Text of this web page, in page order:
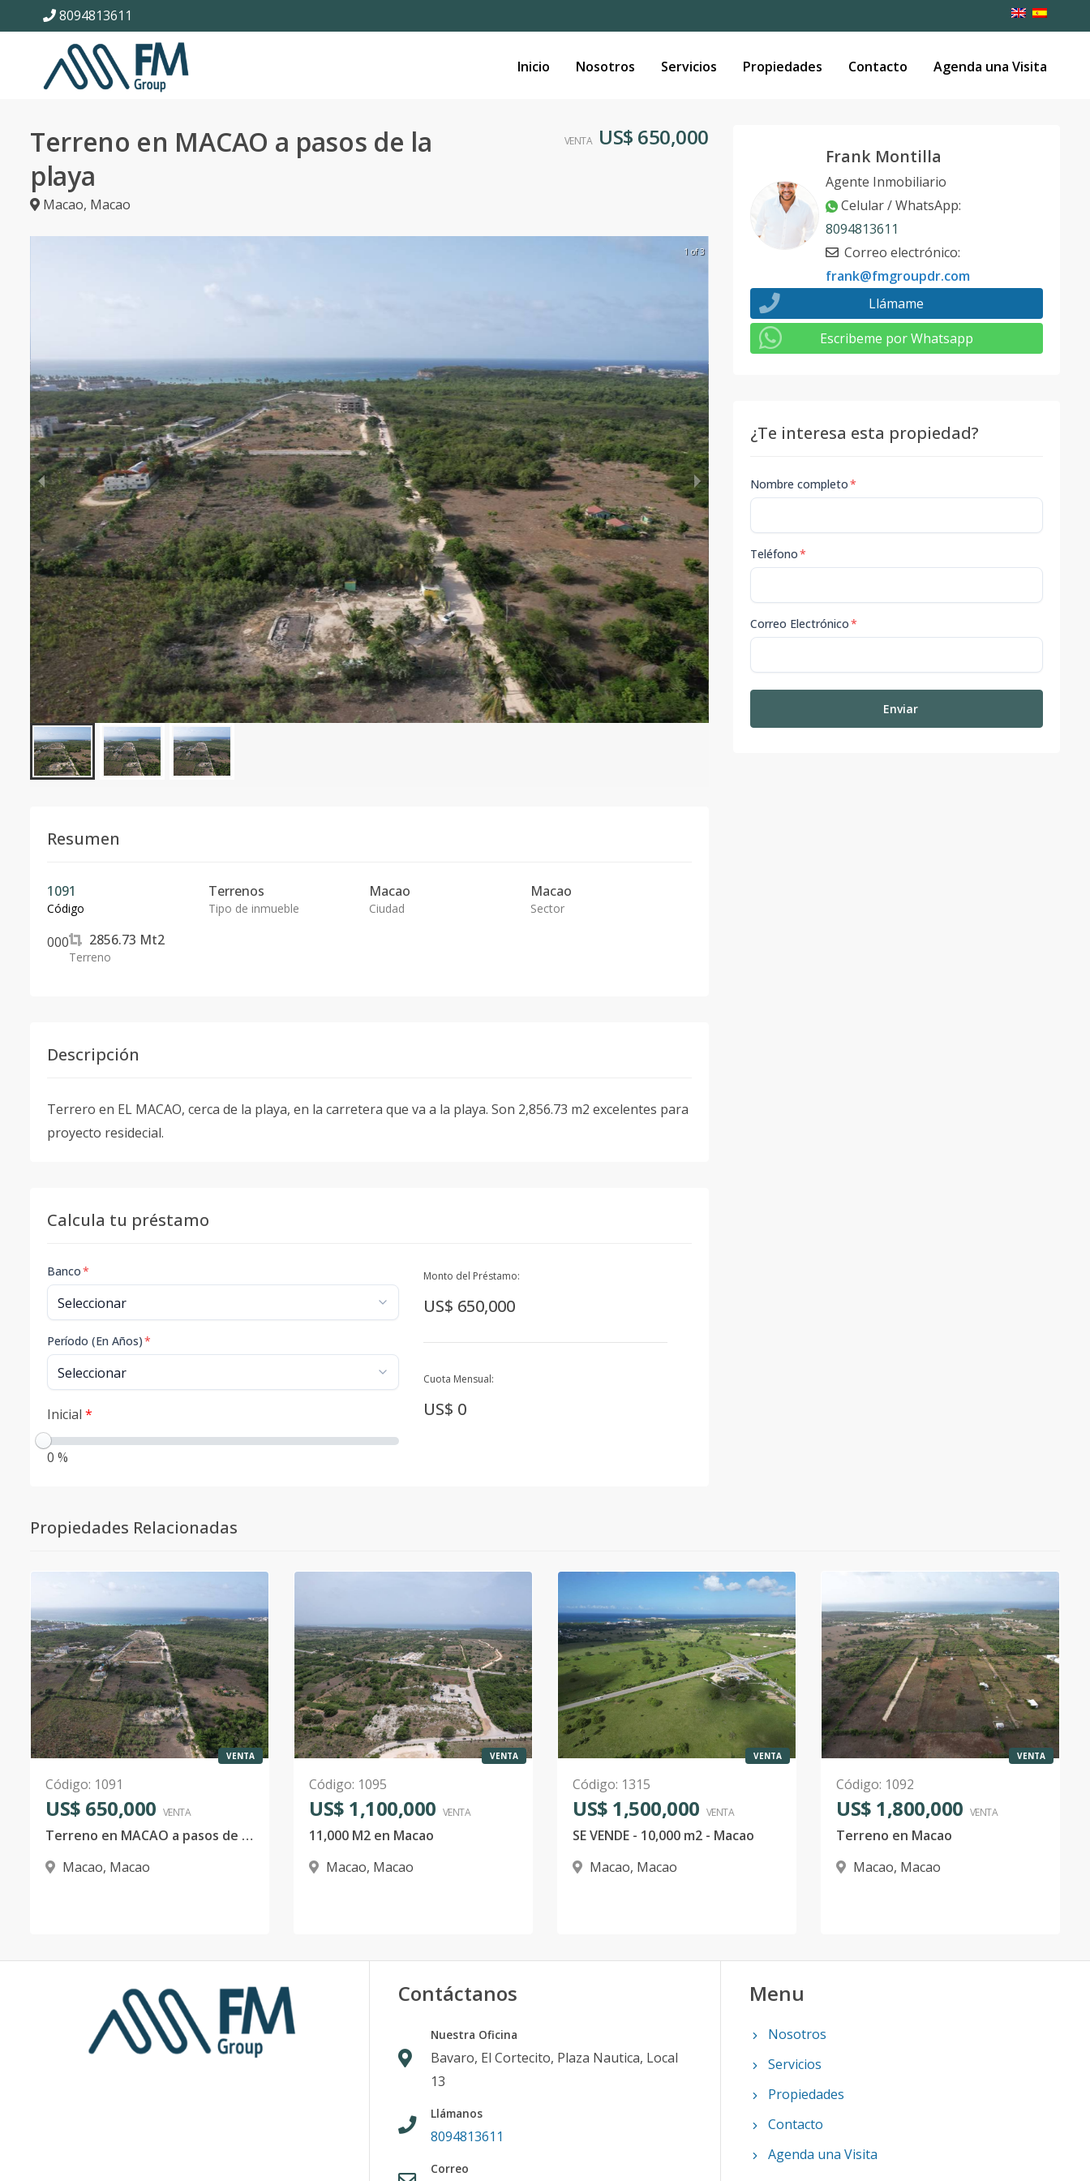
8094813611
Inicio Nosotros Servicios Propiedades Contacto Agenda una Visita
Terreno en MACAO a pasos de la
playa
Macao, Macao
VENTA US$ 650,000
1 of 3
Resumen
1091
Código
Terrenos
Tipo de inmueble
Macao
Ciudad
Macao
Sector
000 2856.73 Mt2
Terreno
Descripción
Terrero en EL MACAO, cerca de la playa, en la carretera que va a la playa. Son 2,856.73 m2 excelentes para
proyecto residecial.
Calcula tu préstamo
Banco*
Período (En Años)*
Inicial *
0 %
Monto del Préstamo:
US$ 650,000
Cuota Mensual:
US$ 0
Frank Montilla
Agente Inmobiliario
Celular / WhatsApp:
8094813611
Correo electrónico:
frank@fmgroupdr.com
Llámame
Escribeme por Whatsapp
¿Te interesa esta propiedad?
Nombre completo*
Teléfono*
Correo Electrónico*
Enviar
Propiedades Relacionadas
VENTA
Código: 1091
US$ 650,000 VENTA
Terreno en MACAO a pasos de la playa
Macao, Macao
VENTA
Código: 1095
US$ 1,100,000 VENTA
11,000 M2 en Macao
Macao, Macao
VENTA
Código: 1315
US$ 1,500,000 VENTA
SE VENDE - 10,000 m2 - Macao
Macao, Macao
VENTA
Código: 1092
US$ 1,800,000 VENTA
Terreno en Macao
Macao, Macao
Contáctanos
Nuestra Oficina
Bavaro, El Cortecito, Plaza Nautica, Local
13
Llámanos
8094813611
Correo
Menu
Nosotros
Servicios
Propiedades
Contacto
Agenda una Visita